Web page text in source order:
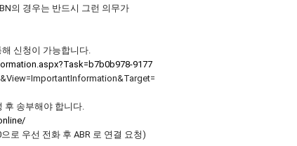
의 경우는 반드시 그런 의무가
신청이 가능합니다.
9177
후 송부해야 합니다.
우선 전화 후 ABR 로 연결 요청)